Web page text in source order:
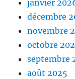
janvier
décembre
novembre
octobre
septembre
août 2025